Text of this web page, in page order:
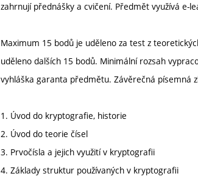
zahrnují přednášky a cvičení. Předmět využívá e-
Maximum 15 bodů je uděleno za test z
uděleno dalších 15 bodů. Minimální rozsah
vyhláška garanta předmětu. Závěrečná písemná
1. Úvod do kryptografie, historie
2. Úvod do teorie čísel
3. Prvočísla a jejich využití v kryptografii
4. Základy struktur používaných v kryptografii